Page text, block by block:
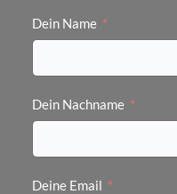
Dein Name
Dein Nachname
Deine Email